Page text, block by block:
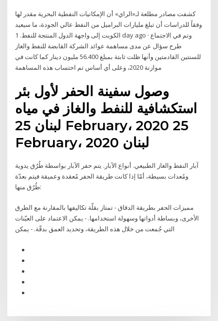
كشفت مصادر مطلعة لـ«الراي» أن الإمكانيات النفطية البحرية مقدر لها
وفقاً للدراسات أن تبلغ مليارات البراميل من النفط عالي الجودة، ما سيعيد
الكويت إلى واجهة الدول المنتجة للنفط. 1 day ago · وتم في الاجتماع
طرح سؤال عن مدى مساهمة عوائد الشركة القابضة للنفط والغاز
للسنتين القادمتين وأنها ظلت ثابتة بمبلغ 56.400 مليون دينار كما كانت في
موازنة 2020، وعلى أي أساس تم احتساب هذه المساهمة
وصول سفينة الحفر لأول بئر
استكشافية للنفط والغاز في مياه
لبنان 25 February، 2020 25
February، 2020 لبنان
آبار النفط والغاز الطبيعي. أنواع الآبار. يتم حفر الآبار بواسطة طُرُق يدوية
ومُعدات بسيطة، أمّا إذا كانت طريقة الحفر مُعقدة وعميقة فيتم بعدّة
طُرُق منها:
مميزات الحفر بطريقة الدقاق - تمتاز بقلّة تكاليفها بالمقارنة مع الطرق
الأخرى، وبساطة أدواتها وسهولة استخدامها. - يمكن الاعتماد على العيّنات
التي جُمعت من خلال هذه الطريقة، وتحديد العمق بدقّة. - يمكن